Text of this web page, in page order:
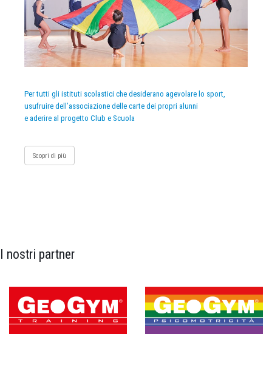
Per tutti gli istituti scolastici che desiderano agevolare lo sport,
usufruire dell’associazione delle carte dei propri alunni
e aderire al progetto Club e Scuola
Scopri di più
I nostri partner